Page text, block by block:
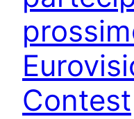
Contest